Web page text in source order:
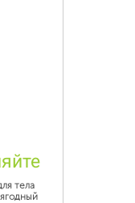
тела